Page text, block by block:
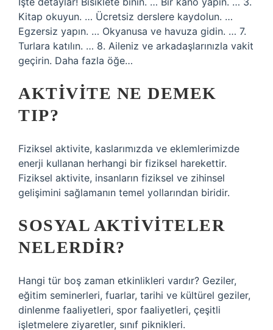
Kitap okuyun. … Ücretsiz derslere kaydolun. …
Egzersiz yapın. … Okyanusa ve havuza gidin. … 7.
Turlara katılın. … 8. Aileniz ve arkadaşlarınızla vakit
geçirin. Daha fazla öğe…
AKTIVITE NE DEMEK
TIP?
Fiziksel aktivite, kaslarımızda ve eklemlerimizde
enerji kullanan herhangi bir fiziksel harekettir.
Fiziksel aktivite, insanların fiziksel ve zihinsel
gelişimini sağlamanın temel yollarından biridir.
SOSYAL AKTIVITELER
NELERDIR?
Hangi tür boş zaman etkinlikleri vardır? Geziler,
eğitim seminerleri, fuarlar, tarihi ve kültürel geziler,
dinlenme faaliyetleri, spor faaliyetleri, çeşitli
işletmelere ziyaretler, sınıf piknikleri.